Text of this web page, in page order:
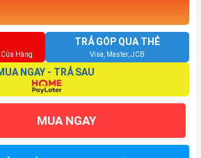
Cửa Hàng
TRẢ GÓP QUA THẺ
Visa, Master, JCB
NGAY - TRẢ SAU
MUA NGAY